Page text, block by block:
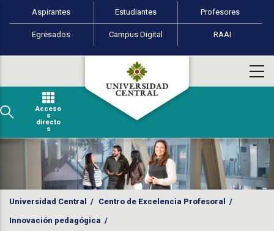
Pasar al contenido principal
Perfiles de usuario
Aspirantes Estudiantes Profesores
Egresados Campus Digital RAAI
Acceso
s
directo
s
Universidad Central / Centro de Excelencia Profesoral /
Innovación pedagógica /